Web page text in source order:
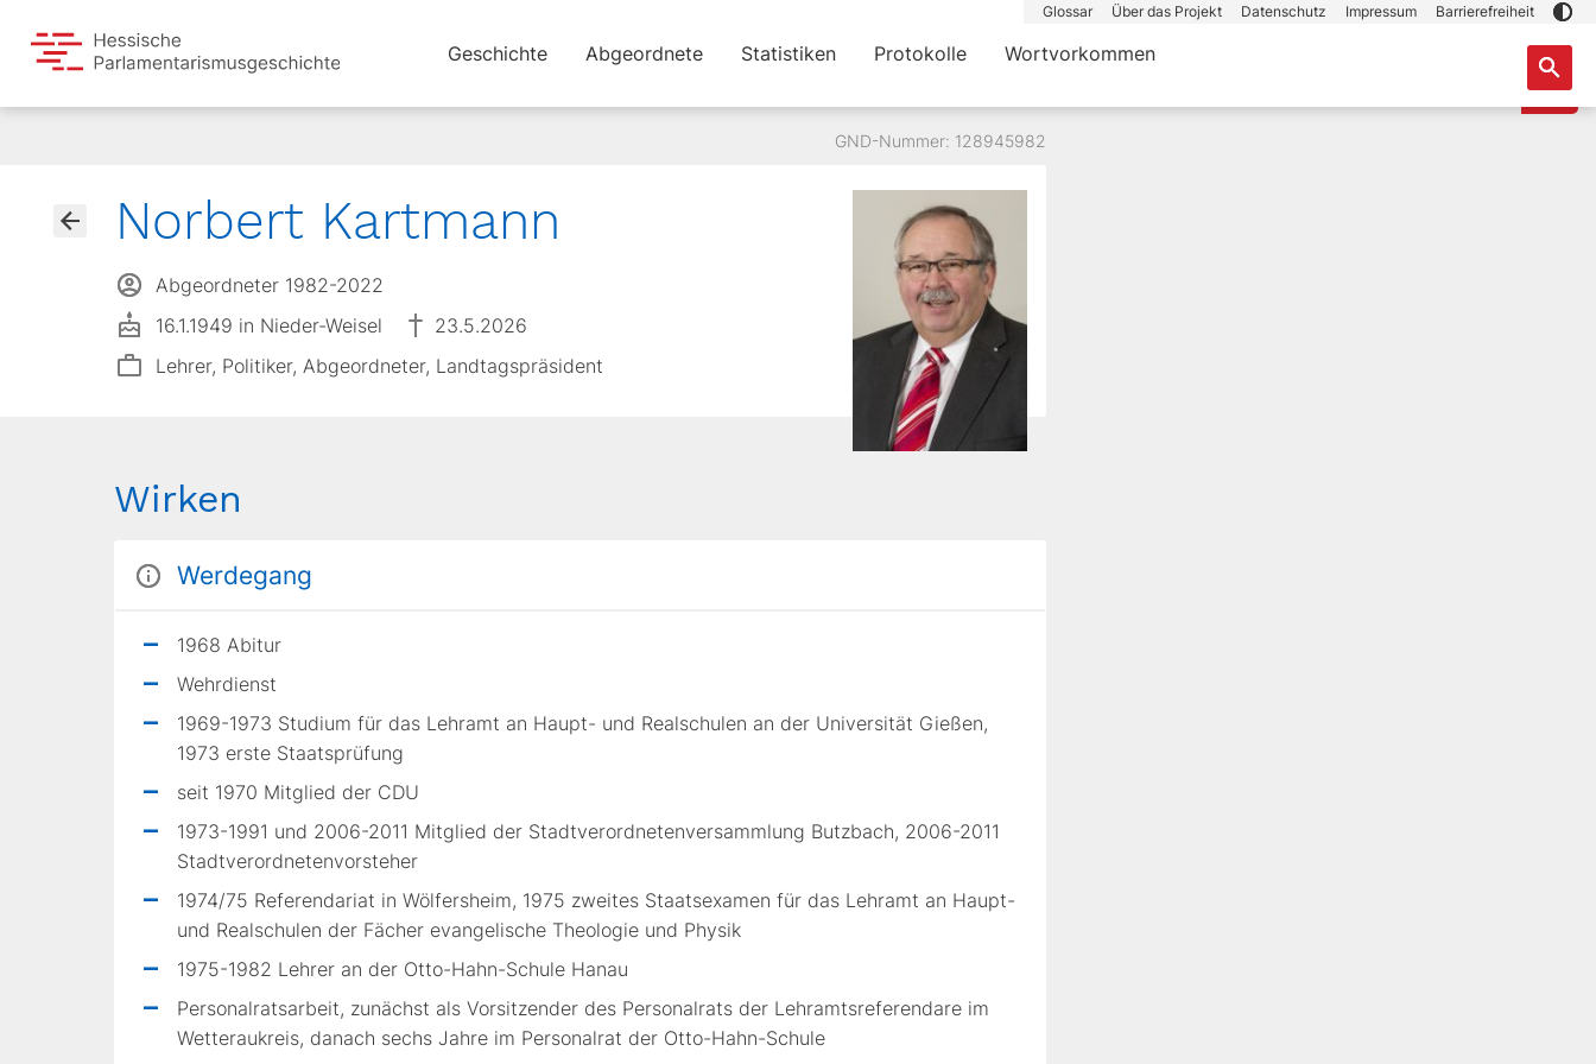
Glossar Über das Projekt Datenschutz Impressum Barrierefreiheit
Geschichte Abgeordnete Statistiken Protokolle Wortvorkommen
GND-Nummer: 128945982
Norbert Kartmann
Abgeordneter 1982-2022
16.1.1949 in Nieder-Weisel
23.5.2026
Lehrer, Politiker, Abgeordneter, Landtagspräsident
Wirken
Werdegang
1968 Abitur
Wehrdienst
1969-1973 Studium für das Lehramt an Haupt- und Realschulen an der Universität Gießen,
1973 erste Staatsprüfung
seit 1970 Mitglied der CDU
1973-1991 und 2006-2011 Mitglied der Stadtverordnetenversammlung Butzbach, 2006-2011
Stadtverordnetenvorsteher
1974/75 Referendariat in Wölfersheim, 1975 zweites Staatsexamen für das Lehramt an Haupt-
und Realschulen der Fächer evangelische Theologie und Physik
1975-1982 Lehrer an der Otto-Hahn-Schule Hanau
Personalratsarbeit, zunächst als Vorsitzender des Personalrats der Lehramtsreferendare im
Wetteraukreis, danach sechs Jahre im Personalrat der Otto-Hahn-Schule